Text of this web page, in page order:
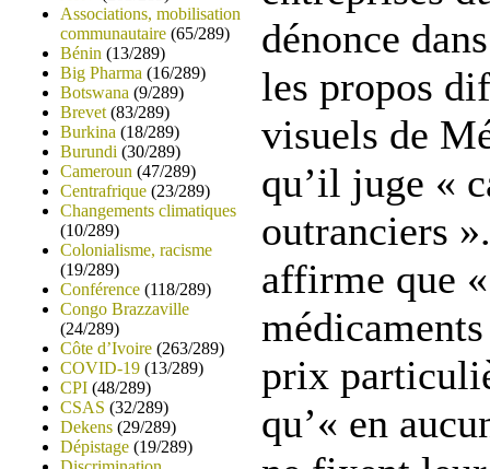
Associations, mobilisation
communautaire (65/289)
Bénin (13/289)
Big Pharma (16/289)
Botswana (9/289)
Brevet (83/289)
Burkina (18/289)
Burundi (30/289)
Cameroun (47/289)
Centrafrique (23/289)
Changements climatiques
(10/289)
Colonialisme, racisme
(19/289)
Conférence (118/289)
Congo Brazzaville
(24/289)
Côte d’Ivoire (263/289)
COVID-19 (13/289)
CPI (48/289)
CSAS (32/289)
Dekens (29/289)
Dépistage (19/289)
dénonce
les propos
visuels de
qu’il juge «
outranciers
affirme que
prix
qu’« en